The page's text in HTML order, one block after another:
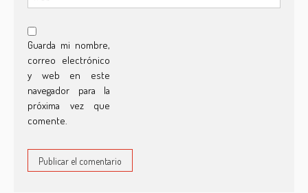
Guarda mi nombre,
correo electrónico
y web en este
navegador para la
próxima vez que
comente.